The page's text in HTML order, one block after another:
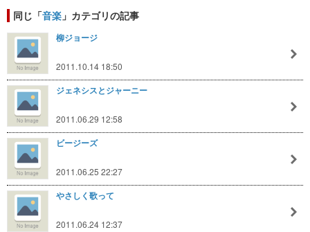
同じ「音楽 」カテゴリの記事
柳ジョージ
2011.10.14 18:50
ジェネシスとジャーニー
2011.06.29 12:58
ビージーズ
2011.06.25 22:27
やさしく歌って
2011.06.24 12:37